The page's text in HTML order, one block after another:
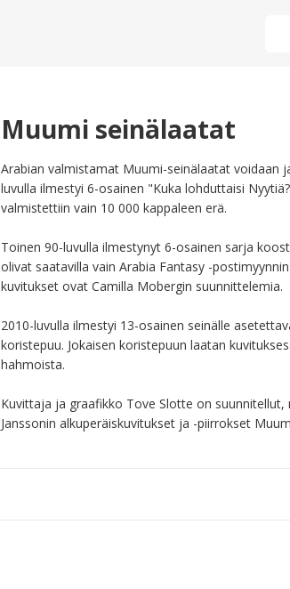
Muumi seinälaatat
Arabian valmistamat Muumi-seinälaatat voidaan
luvulla ilmestyi 6-osainen "Kuka lohduttaisi
valmistettiin vain 10 000 kappaleen erä.
Toinen 90-luvulla ilmestynyt 6-osainen sarja
olivat saatavilla vain Arabia Fantasy -
kuvitukset ovat Camilla Mobergin suunnittelemia.
2010-luvulla ilmestyi 13-osainen seinälle
koristepuu. Jokaisen koristepuun laatan
hahmoista.
Kuvittaja ja graafikko Tove Slotte on
Janssonin alkuperäiskuvitukset ja -piirrokset